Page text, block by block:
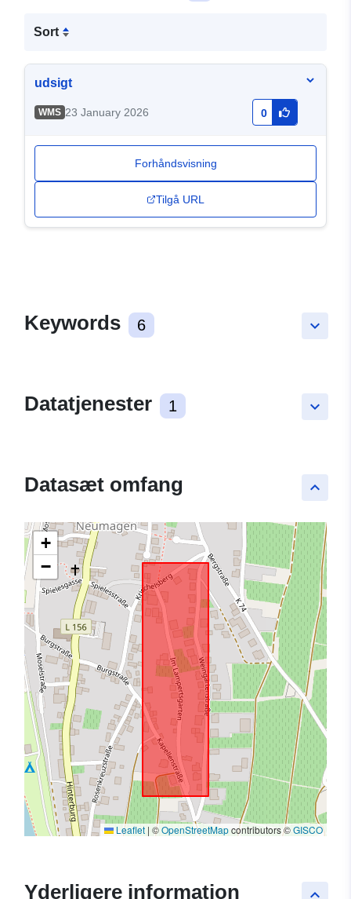
Sort
udsigt
WMS 23 January 2026 0
Forhåndsvisning
Tilgå URL
keyboard_arrow_down
Keywords 6
keyboard_arrow_down
Datatjenester 1
keyboard_arrow_up
Datasæt omfang
+
−
Leaflet | ©OpenStreetMapcontributors ©GISCO
keyboard_arrow_up
Yderligere information